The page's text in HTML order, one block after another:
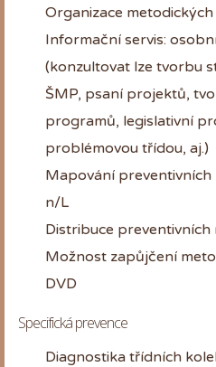
Organizace
Informační servis:
(konzultovat lze tvorbu
ŠMP, psaní projektů,
programů, legislativní
problémovou třídou, aj.)
Mapování
n/L
Distribuce preventivních
Možnost zapůjčení
DVD
Specifická prevence
Diagnostika třídních